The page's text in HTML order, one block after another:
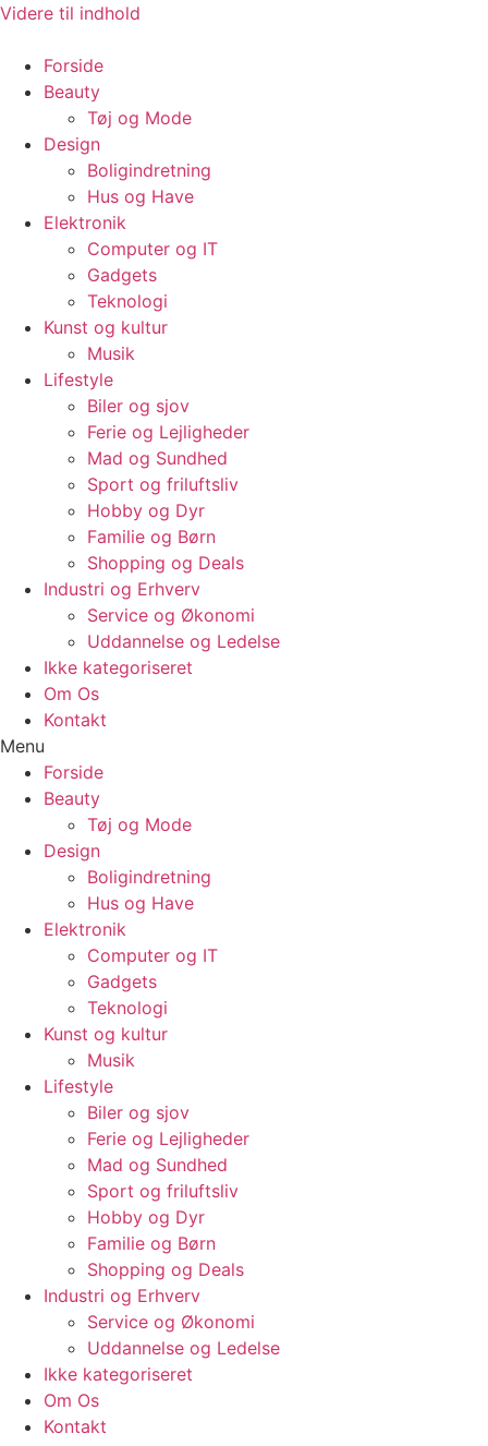
Videre til indhold
Forside
Beauty
Tøj og Mode
Design
Boligindretning
Hus og Have
Elektronik
Computer og IT
Gadgets
Teknologi
Kunst og kultur
Musik
Lifestyle
Biler og sjov
Ferie og Lejligheder
Mad og Sundhed
Sport og friluftsliv
Hobby og Dyr
Familie og Børn
Shopping og Deals
Industri og Erhverv
Service og Økonomi
Uddannelse og Ledelse
Ikke kategoriseret
Om Os
Kontakt
Menu
Forside
Beauty
Tøj og Mode
Design
Boligindretning
Hus og Have
Elektronik
Computer og IT
Gadgets
Teknologi
Kunst og kultur
Musik
Lifestyle
Biler og sjov
Ferie og Lejligheder
Mad og Sundhed
Sport og friluftsliv
Hobby og Dyr
Familie og Børn
Shopping og Deals
Industri og Erhverv
Service og Økonomi
Uddannelse og Ledelse
Ikke kategoriseret
Om Os
Kontakt